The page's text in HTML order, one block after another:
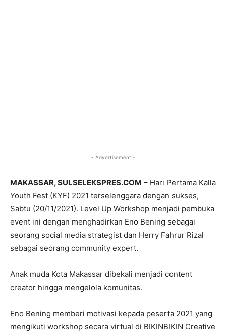
- Advertisement -
MAKASSAR, SULSELEKSPRES.COM – Hari Pertama Kalla
Youth Fest (KYF) 2021 terselenggara dengan sukses,
Sabtu (20/11/2021). Level Up Workshop menjadi pembuka
event ini dengan menghadirkan Eno Bening sebagai
seorang social media strategist dan Herry Fahrur Rizal
sebagai seorang community expert.
Anak muda Kota Makassar dibekali menjadi content
creator hingga mengelola komunitas.
Eno Bening memberi motivasi kepada peserta 2021 yang
mengikuti workshop secara virtual di BIKINBIKIN Creative